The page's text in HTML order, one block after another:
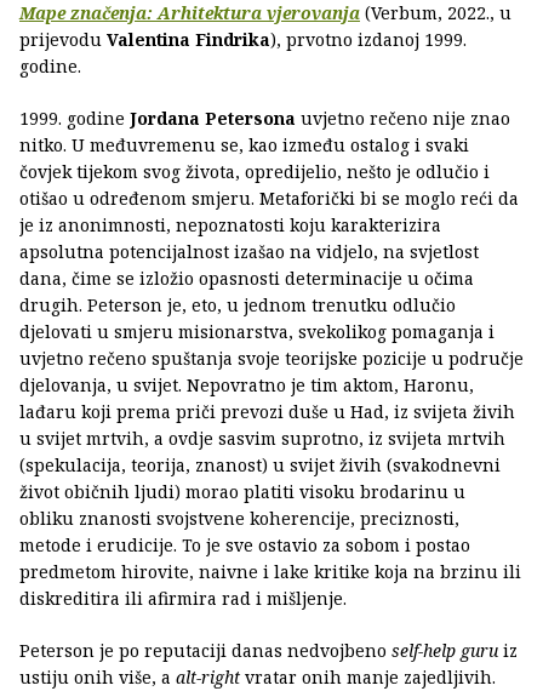
Mape značenja: Arhitektura vjerovanja (Verbum, 2022., u
prijevodu Valentina Findrika), prvotno izdanoj 1999.
godine.
1999. godine Jordana Petersona uvjetno rečeno nije znao
nitko. U međuvremenu se, kao između ostalog i svaki
čovjek tijekom svog života, opredijelio, nešto je odlučio i
otišao u određenom smjeru. Metaforički bi se moglo reći da
je iz anonimnosti, nepoznatosti koju karakterizira
apsolutna potencijalnost izašao na vidjelo, na svjetlost
dana, čime se izložio opasnosti determinacije u očima
drugih. Peterson je, eto, u jednom trenutku odlučio
djelovati u smjeru misionarstva, svekolikog pomaganja i
uvjetno rečeno spuštanja svoje teorijske pozicije u područje
djelovanja, u svijet. Nepovratno je tim aktom, Haronu,
lađaru koji prema priči prevozi duše u Had, iz svijeta živih
u svijet mrtvih, a ovdje sasvim suprotno, iz svijeta mrtvih
(spekulacija, teorija, znanost) u svijet živih (svakodnevni
život običnih ljudi) morao platiti visoku brodarinu u
obliku znanosti svojstvene koherencije, preciznosti,
metode i erudicije. To je sve ostavio za sobom i postao
predmetom hirovite, naivne i lake kritike koja na brzinu ili
diskreditira ili afirmira rad i mišljenje.
Peterson je po reputaciji danas nedvojbeno self-help guru iz
ustiju onih više, a alt-right vratar onih manje zajedljivih.